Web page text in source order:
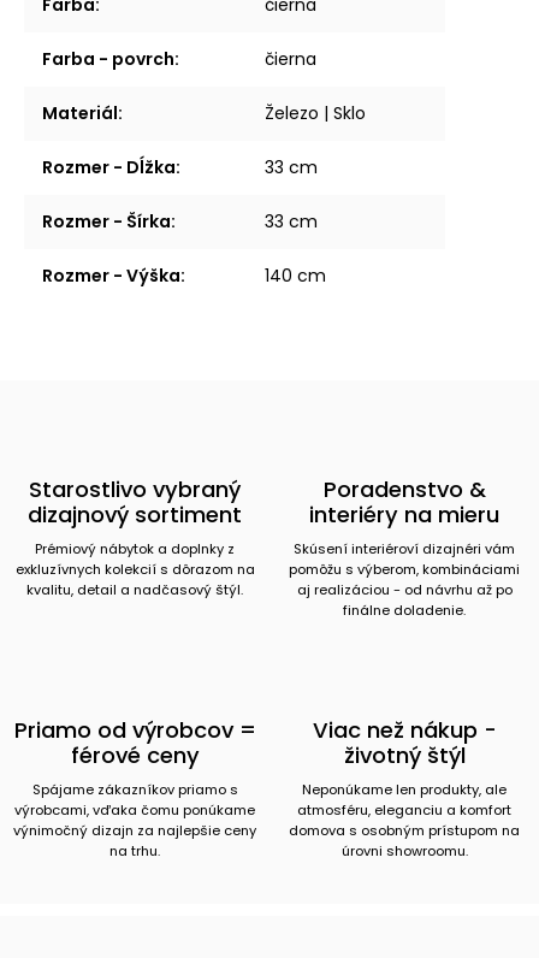
Farba - povrch: čierna
Materiál: Železo | Sklo
Rozmer - Dĺžka: 33 cm
Rozmer - Šírka: 33 cm
Rozmer - Výška: 140 cm
Starostlivo vybraný
dizajnový sortiment
Prémiový nábytok a doplnky z
exkluzívnych kolekcií s dôrazom na
kvalitu, detail a nadčasový štýl.
Poradenstvo &
interiéry na mieru
Skúsení interiéroví dizajnéri vám
pomôžu s výberom, kombináciami
aj realizáciou - od návrhu až po
finálne doladenie.
Priamo od výrobcov =
férové ceny
Spájame zákazníkov priamo s
výrobcami, vďaka čomu ponúkame
výnimočný dizajn za najlepšie ceny
na trhu.
Viac než nákup -
životný štýl
Neponúkame len produkty, ale
atmosféru, eleganciu a komfort
domova s osobným prístupom na
úrovni showroomu.